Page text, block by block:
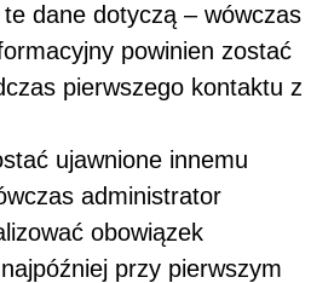
dane dotyczą – wówczas
powinien zostać
pierwszego kontaktu z
ujawnione innemu
administrator
obowiązek
przy pierwszym